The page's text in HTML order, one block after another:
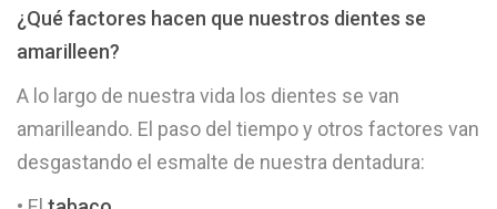
¿Qué factores hacen que nuestros dientes se
amarilleen?
A lo largo de nuestra vida los dientes se van
amarilleando. El paso del tiempo y otros factores van
desgastando el esmalte de nuestra dentadura: